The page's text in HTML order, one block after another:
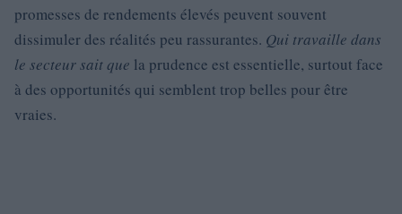
promesses de rendements élevés peuvent souvent
dissimuler des réalités peu rassurantes. Qui travaille dans
le secteur sait que la prudence est essentielle, surtout face
à des opportunités qui semblent trop belles pour être
vraies.